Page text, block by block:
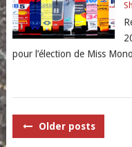
pour l’élection de Miss
POSTS
Older posts